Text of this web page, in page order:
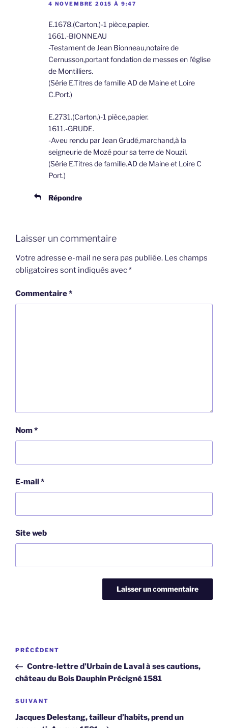
4 NOVEMBRE 2015 À 9:47
E.1678.(Carton.)-1 pièce,papier.
1661.-BIONNEAU
-Testament de Jean Bionneau,notaire de
Cernusson,portant fondation de messes en l’église
de Montilliers.
(Série E.Titres de famille AD de Maine et Loire
C.Port.)
E.2731.(Carton.)-1 pièce,papier.
1611.-GRUDE.
-Aveu rendu par Jean Grudé,marchand,à la
seigneurie de Mozé pour sa terre de Nouzil.
(Série E.Titres de famille.AD de Maine et Loire C
Port.)
Répondre
Laisser un commentaire
Votre adresse e-mail ne sera pas publiée. Les champs
obligatoires sont indiqués avec*
Commentaire*
Nom*
E-mail*
Site web
Navigation
l’article
Article
précédent
PRÉCÉDENT
Contre-lettre d’Urbain de Laval à ses cautions,
château du Bois Dauphin Précigné 1581
Article
suivant
SUIVANT
Jacques Delestang, tailleur d’habits, prend un